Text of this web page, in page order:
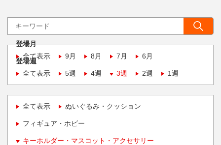
登場月
全て表示
9月 8月 7月 6月
登場週
全て表示
5週 4週 3週 2週 1週
全て表示 ぬいぐるみ・クッション
フィギュア・ホビー
キーホルダー・マスコット・アクセサリー